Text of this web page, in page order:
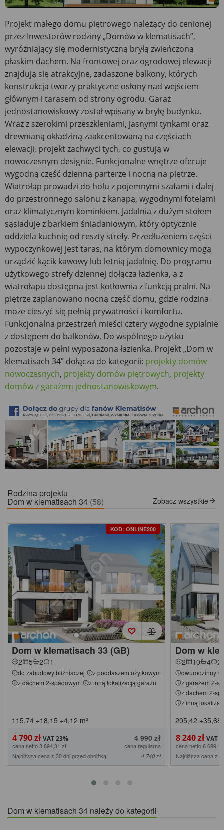
Projekt małego domu piętrowego należący do cenionej
przez Inwestorów rodziny „Domów w klematisach”,
wyróżniający się modernistyczną bryłą zwieńczoną
płaskim dachem. Na frontowej oraz ogrodowej elewacji
znajdują się atrakcyjne, zadaszone balkony, których
konstrukcja tworzy praktyczne osłony nad wejściem
głównym i tarasem od strony ogrodu. Garaż
jednostanowiskowy został wpisany w bryłę budynku.
Wraz z szerokimi przeszkleniami, jasnymi tynkami oraz
drewnianą okładziną zaakcentowaną na częściach
elewacji, projekt zachwyci tych, co gustują w
nowoczesnym designie. Funkcjonalne wnętrze oferuje
wygodną część dzienną parterze i nocną na piętrze.
Wiatrołap prowadzi do holu z pojemnymi szafami i dalej
do przestronnego salonu z kanapą, wygodnymi fotelami
oraz klimatycznym kominkiem. Jadalnia z dużym stołem
sąsiaduje z barkiem śniadaniowym, który optycznie
oddziela kuchnię od reszty strefy. Przedłużeniem części
wypoczynkowej jest taras, na którym domownicy mogą
urządzić kącik kawowy lub letnią jadalnię. Do programu
użytkowego strefy dziennej dołącza łazienka, a z
wiatrołapu dostępna jest kotłownia z funkcją pralni. Na
piętrze zaplanowano nocną część domu, gdzie rodzina
może cieszyć się pełnią prywatności i komfortu.
Funkcjonalna przestrzeń mieści cztery wygodne sypialnie
z dostępem do balkonów. Do wspólnego użytku
pozostaje w pełni wyposażona łazienka. Projekt „Dom w
klematisach 34” dołącza do kategorii: projekty domów
nowoczesnych, projekty domów piętrowych, projekty
domów z garażem jednostanowiskowym.
Rodzina projektu
Dom w klematisach 34 (58) Zobacz wszystkie
KOD: ONLINE200
Dom w klematisach 33 (GB)
2 5 2 1
do zabudowy bliźniaczej
z poddaszem użytkowym
z dachem 2-spadowym
z inną lokalizacją garażu
115,74 +18,15 +4,12 m²
4 790 zł 4 990 zł
cena netto 3 894,31 zł
cena regularna
Najniższa cena z 30 dni przed obniżką
4 740 zł
Dom w
2 10 4 2
dwurodzinny
z garażem 2-
z dachem 2-
z inną
205,42 +35,68
8 240 zł
cena netto 6
Najniższa cena z
Dom w klematisach 34 należy do kategorii